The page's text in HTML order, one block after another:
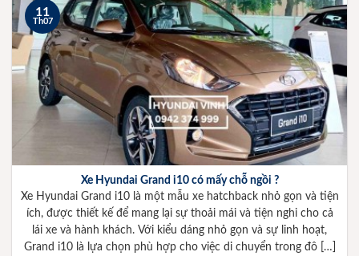
Xe Hyundai Grand i10 có mấy chỗ ngồi ?
Xe Hyundai Grand i10 là một mẫu xe hatchback nhỏ gọn và tiện
ích, được thiết kế để mang lại sự thoải mái và tiện nghi cho cả
lái xe và hành khách. Với kiểu dáng nhỏ gọn và sự linh hoạt,
Grand i10 là lựa chọn phù hợp cho việc di chuyển trong đô […]
11
Th07